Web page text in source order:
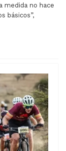
medida no hace
básicos”,